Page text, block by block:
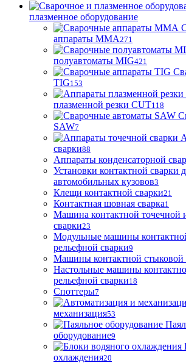
плазменное оборудование
аппараты MMA271
полуавтоматы MIG421
TIG153
плазменной резки CUT118
SAW7
сварки88
Аппараты конденсаторной
Установки контактной сварки
автомобильных кузовов3
Клещи контактной сварки21
Контактная шовная сварка1
Машина контактной точечной
сварки23
Модульные машины
рельефной сварки9
Машины контактной стыковой
Настольные машины
рельефной сварки18
Споттеры7
механизация53
оборудование9
охлаждения20